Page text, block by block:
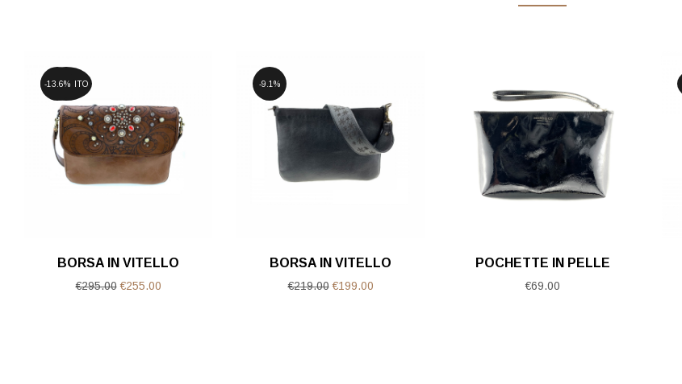
13.6%
ESAURITO
BORSA IN VITELLO
€295.00 Il
€255.00Il
9.1%
BORSA IN VITELLO
€219.00 Il
€199.00Il
POCHETTE IN PELLE
€69.00